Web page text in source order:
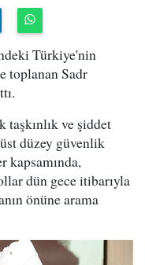
Türkiye'nin
toplanan Sadr
ve şiddet
düzey güvenlik
kapsamında,
dün gece itibarıyla
önüne arama